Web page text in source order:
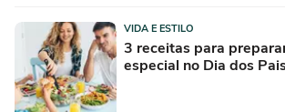
VIDA E ESTILO
3 receitas para
especial no Dia dos